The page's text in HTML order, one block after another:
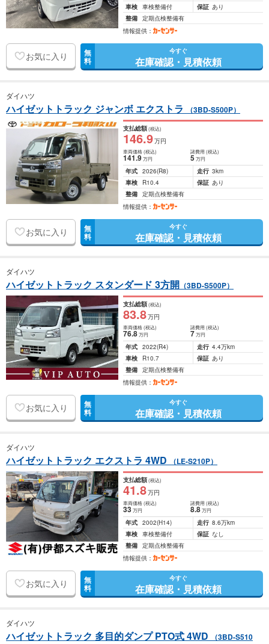
車検 車検整備付 保証 あり
整備 定期点検整備有
情報提供：
お気に入り 無
料
今すぐ
在庫確認・見積依頼
ダイハツ
ハイゼットトラック ジャンボ エクストラ （3BD-S500P）
支払総額(税込)
146.9万円
車両価格(税込)
141.9万円
諸費用 (税込)
5 万円
年式 2026(R8) 走行 3km
車検
R10.4 保証 あり
整備 定期点検整備有
情報提供：
お気に入り 無
料
今すぐ
在庫確認・見積依頼
ダイハツ
ハイゼットトラック スタンダード 3方開 （3BD-S500P）
支払総額(税込)
83.8万円
車両価格(税込)
76.8万円
諸費用 (税込)
7 万円
年式 2022(R4) 走行 4.4万km
車検
R10.7 保証 あり
整備 定期点検整備有
情報提供：
お気に入り 無
料
今すぐ
在庫確認・見積依頼
ダイハツ
ハイゼットトラック エクストラ 4WD （LE-S210P）
支払総額(税込)
41.8万円
車両価格(税込)
33万円
諸費用 (税込)
8.8 万円
年式 2002(H14) 走行 8.6万km
車検 車検整備付 保証 なし
整備 定期点検整備有
情報提供：
お気に入り 無
料
今すぐ
在庫確認・見積依頼
ダイハツ
ハイゼットトラック 多目的ダンプ PTO式 4WD
（3BD-S510